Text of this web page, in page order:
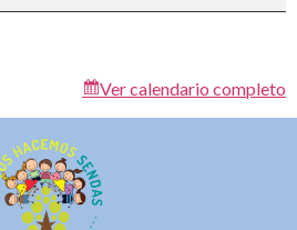
Ver calendario completo